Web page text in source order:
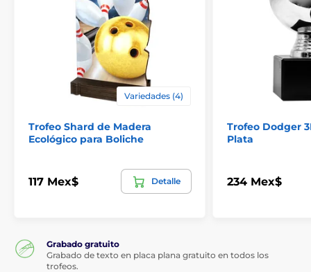
Variedades (4)
Trofeo Shard de Madera
Ecológico para Boliche
117 Mex$ Detalle
Trofeo Dodger
Plata
234 Mex$
Grabado gratuito
Grabado de texto en placa plana gratuito en todos los
trofeos.